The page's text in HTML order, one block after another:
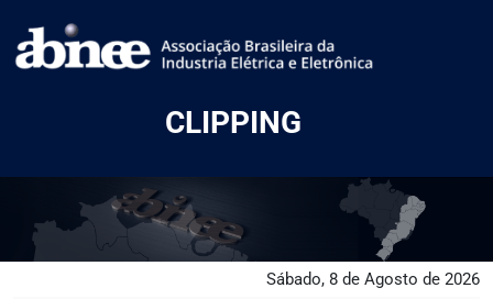
CLIPPING
Sábado, 8 de Agosto de 2026